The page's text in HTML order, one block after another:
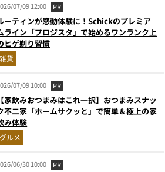
07/09 12:00 PR
ーティンが感動体験に！Schickのプレミア
ライン「プロジスタ」で始めるワンランク上
ヒゲ剃り習慣
雑貨
07/09 10:00 PR
【家飲みおつまみはこれ一択】おつまみスナッ
不二家「ホームサクッと」で簡単＆極上の家
み体験
グルメ
06/30 10:00 PR